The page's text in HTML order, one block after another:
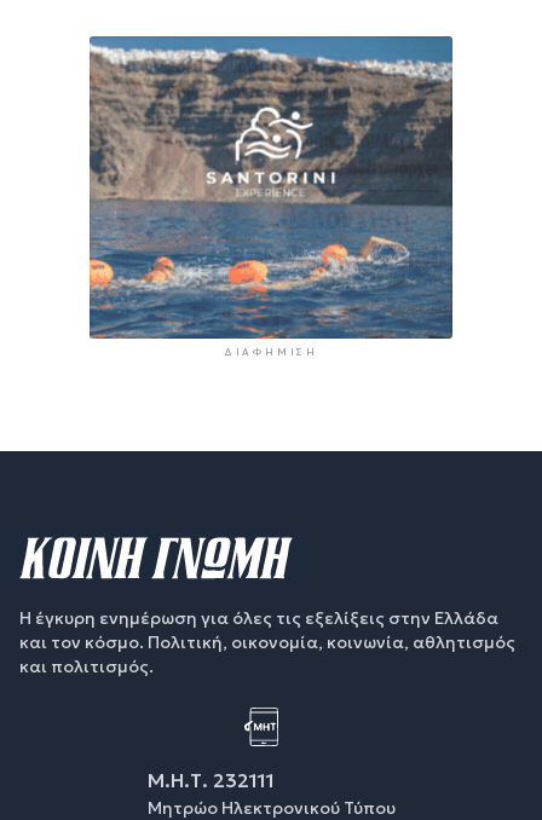
ΔΙΑΦΉΜΙΣΗ
Η έγκυρη ενημέρωση για όλες τις εξελίξεις στην Ελλάδα
και τον κόσμο. Πολιτική, οικονομία, κοινωνία, αθλητισμός
και πολιτισμός.
Μ.Η.Τ. 232111
Μητρώο Ηλεκτρονικού Τύπου